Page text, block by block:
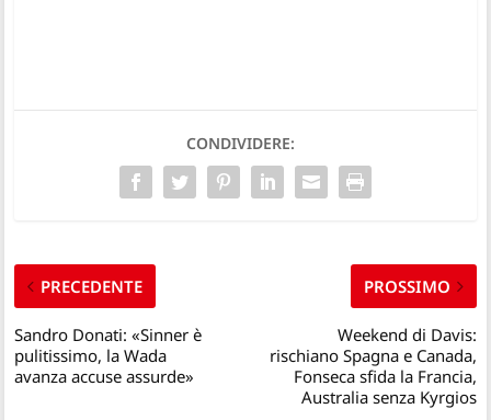
CONDIVIDERE:
PRECEDENTE
Sandro Donati: «Sinner è
pulitissimo, la Wada
avanza accuse assurde»
PROSSIMO
Weekend di Davis:
rischiano Spagna e Canada,
Fonseca sfida la Francia,
Australia senza Kyrgios